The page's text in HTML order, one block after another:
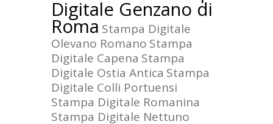
Digitale Genzano di
Roma Stampa Digitale
Olevano Romano Stampa
Digitale Capena Stampa
Digitale Ostia Antica Stampa
Digitale Colli Portuensi
Stampa Digitale Romanina
Stampa Digitale Nettuno